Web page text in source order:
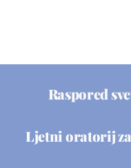
Raspored
Ljetni oratorij